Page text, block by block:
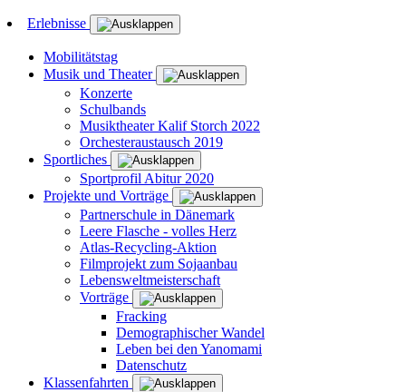
Erlebnisse
Mobilitätstag
Musik und Theater
Konzerte
Schulbands
Musiktheater Kalif Storch 2022
Orchesteraustausch 2019
Sportliches
Sportprofil Abitur 2020
Projekte und Vorträge
Partnerschule in Dänemark
Leere Flasche - volles Herz
Atlas-Recycling-Aktion
Filmprojekt zum Sojaanbau
Lebensweltmeisterschaft
Vorträge
Fracking
Demographischer Wandel
Leben bei den Yanomami
Datenschutz
Klassenfahrten